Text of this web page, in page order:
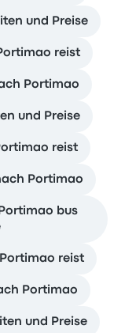
und Preise
reist
Portimao
und Preise
reist
Portimao
bus
reist
Portimao
und Preise